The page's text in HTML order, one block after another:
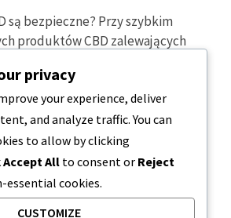
są bezpieczne? Przy szybkim
produktów CBD zalewających
od tych…
2024-02-28
privacy
your experience, deliver
and analyze traffic. You can
to allow by clicking
Accept All to consent or Reject
essential cookies.
CUSTOMIZE